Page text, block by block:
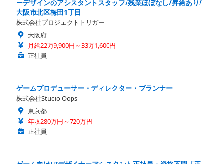
ーデザインのアシスタントスタッフ/残業ほぼなし/昇給あり/
大阪市北区梅田1丁目
株式会社プロジェクトトリガー
大阪府
月給22万9,900円～33万1,600円
正社員
ゲームプロデューサー・ディレクター・プランナー
株式会社Studio Oops
東京都
年収280万円～720万円
正社員